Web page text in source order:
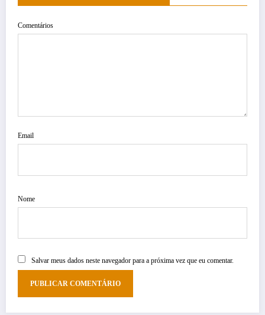
Comentários
Email
Nome
Salvar meus dados neste navegador para a próxima vez que eu comentar.